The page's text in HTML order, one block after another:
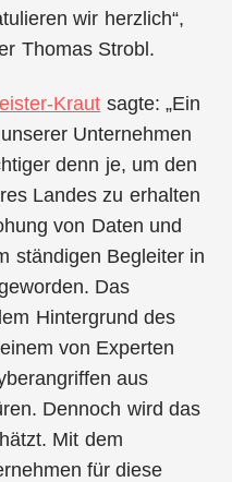
wir herzlich“,
Thomas Strobl.
Kraut sagte: „Ein
Unternehmen
denn je, um den
Landes zu erhalten
von Daten und
ständigen Begleiter in
Das
Hintergrund des
von Experten
aus
Dennoch wird das
Mit dem
für diese